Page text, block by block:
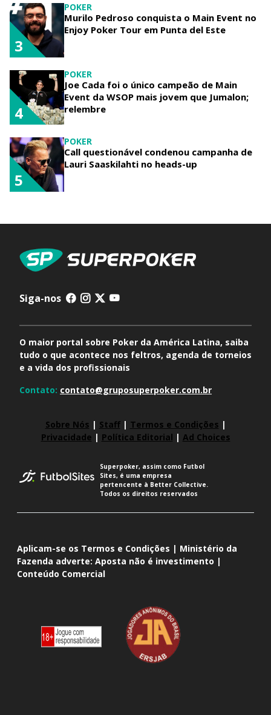
POKER
Murilo Pedroso conquista o Main Event no
Enjoy Poker Tour em Punta del Este
3
POKER
Joe Cada foi o único campeão de Main
Event da WSOP mais jovem que Jumalon;
relembre
4
POKER
Call questionável condenou campanha de
Lauri Saaskilahti no heads-up
5
Siga-nos
O maior portal sobre Poker da América Latina, saiba
tudo o que acontece nos feltros, agenda de torneios
e a vida dos profissionais
Contato: contato@gruposuperpoker.com.br
Sobre Nós | Staff| Termos e Condições |
Privacidade | Política Editorial | Ad Choices
Superpoker, assim como Futbol
Sites, é uma empresa
pertencente à Better Collective.
Todos os direitos reservados
Aplicam-se os Termos e Condições | Ministério da
Fazenda adverte: Aposta não é investimento |
Conteúdo Comercial